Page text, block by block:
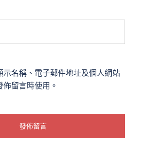
示名稱、電子郵件地址及個人網站
留言時使用。